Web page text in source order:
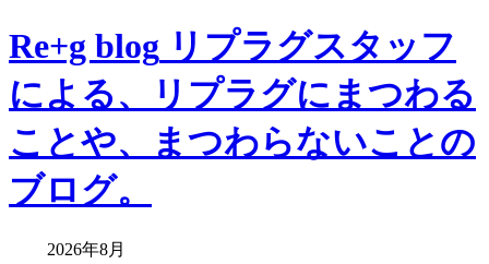
Re+g blog リプラグスタッフ
による、リプラグにまつわる
ことや、まつわらないことの
ブログ。
2026年8月